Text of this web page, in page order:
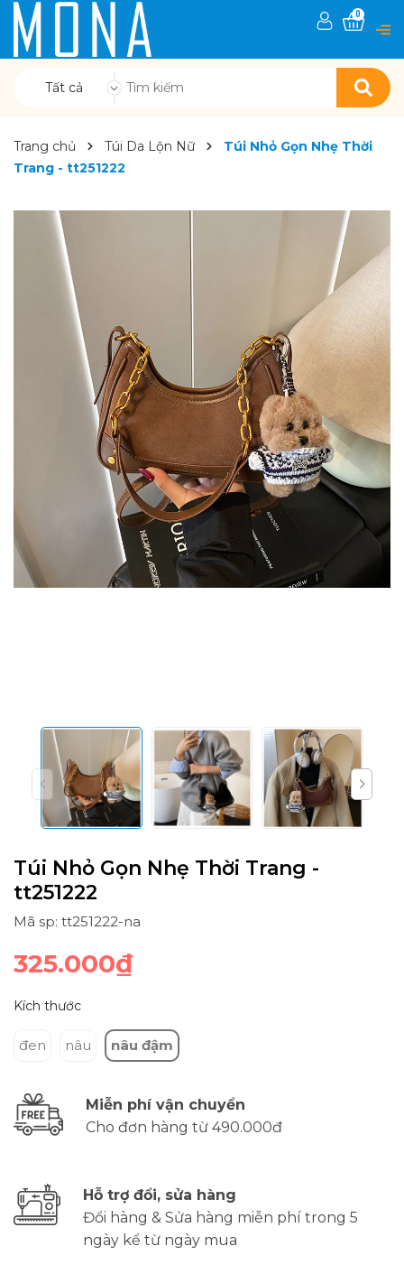
Tất cả
0
Trang chủ Túi Da Lộn Nữ
Túi Nhỏ Gọn Nhẹ Thời
Trang - tt251222
Túi Nhỏ Gọn Nhẹ Thời Trang -
tt251222
Mã sp: tt251222-na
325.000₫
Kích thước
đen nâu nâu đậm
Miễn phí vận chuyển
Cho đơn hàng từ 490.000đ
Hỗ trợ đổi, sửa hàng
Đổi hàng & Sửa hàng miễn phí trong 5
ngày kể từ ngày mua